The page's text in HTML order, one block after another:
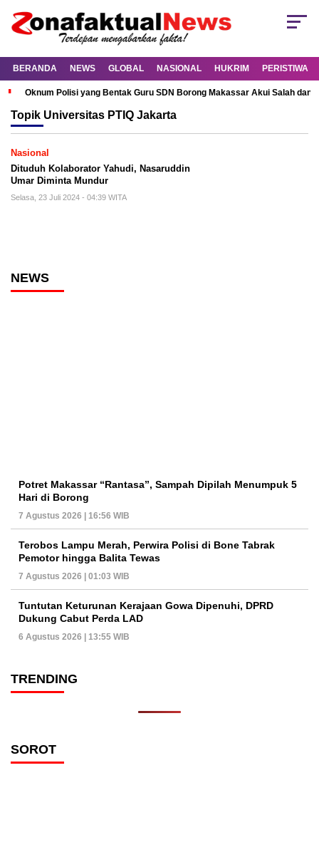
BERANDA NEWS GLOBAL NASIONAL HUKRIM PERISTIWA
Oknum Polisi yang Bentak Guru SDN Borong Makassar Akui Salah dan
Topik Universitas PTIQ Jakarta
Nasional
Dituduh Kolaborator Yahudi, Nasaruddin
Umar Diminta Mundur
Selasa, 23 Juli 2024 - 04:39 WITA
NEWS
Potret Makassar “Rantasa”, Sampah Dipilah Menumpuk 5
Hari di Borong
7 Agustus 2026 | 16:56 WIB
Terobos Lampu Merah, Perwira Polisi di Bone Tabrak
Pemotor hingga Balita Tewas
7 Agustus 2026 | 01:03 WIB
Tuntutan Keturunan Kerajaan Gowa Dipenuhi, DPRD
Dukung Cabut Perda LAD
6 Agustus 2026 | 13:55 WIB
TRENDING
SOROT